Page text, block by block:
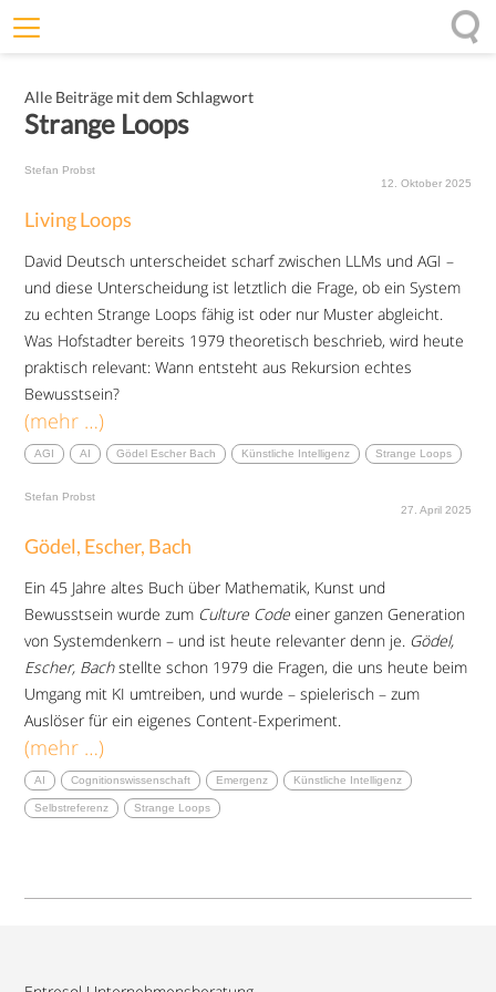
Offenheit
Impulse
Alle Beiträge mit dem Schlagwort
Strange Loops
Stefan Probst
12. Oktober 2025
Living Loops
David Deutsch unterscheidet scharf zwischen LLMs und AGI –
und diese Unterscheidung ist letztlich die Frage, ob ein System
zu echten Strange Loops fähig ist oder nur Muster abgleicht.
Was Hofstadter bereits 1979 theoretisch beschrieb, wird heute
praktisch relevant: Wann entsteht aus Rekursion echtes
Bewusstsein?
(mehr …)
AGI AI Gödel Escher Bach Künstliche Intelligenz Strange Loops
Stefan Probst
27. April 2025
Gödel, Escher, Bach
Ein 45 Jahre altes Buch über Mathematik, Kunst und
Bewusstsein wurde zum Culture Code einer ganzen Generation
von Systemdenkern – und ist heute relevanter denn je. Gödel,
Escher, Bachstellte schon 1979 die Fragen, die uns heute beim
Umgang mit KI umtreiben, und wurde – spielerisch – zum
Auslöser für ein eigenes Content-Experiment.
(mehr …)
AI Cognitionswissenschaft Emergenz Künstliche Intelligenz
Selbstreferenz Strange Loops